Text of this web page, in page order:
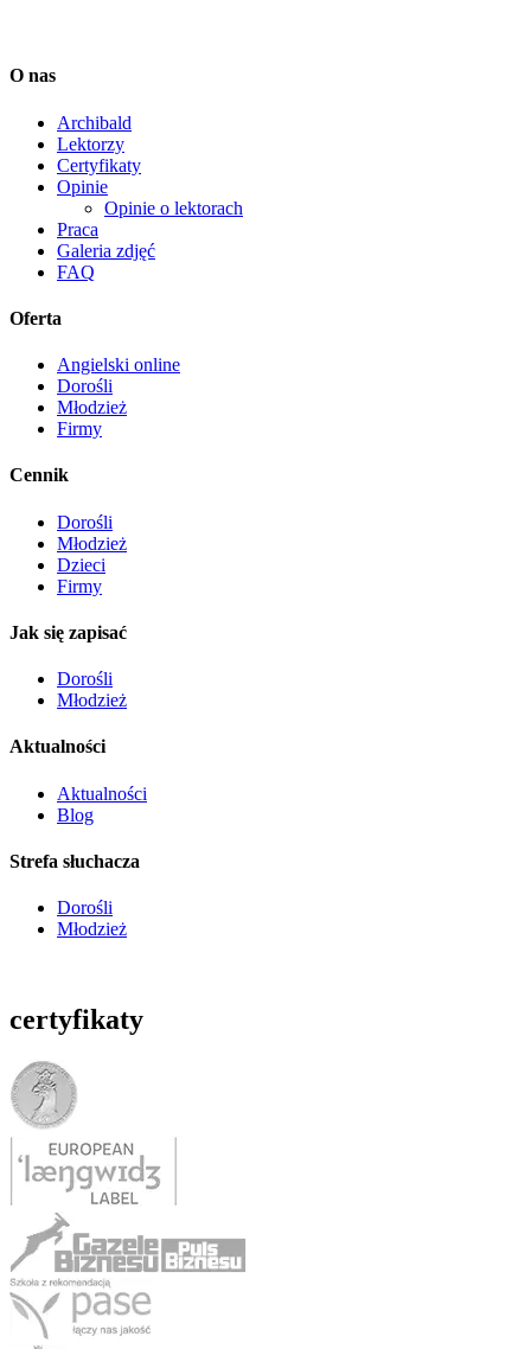
O nas
Archibald
Lektorzy
Certyfikaty
Opinie
Opinie o lektorach
Praca
Galeria zdjęć
FAQ
Oferta
Angielski online
Dorośli
Młodzież
Firmy
Cennik
Dorośli
Młodzież
Dzieci
Firmy
Jak się zapisać
Dorośli
Młodzież
Aktualności
Aktualności
Blog
Strefa słuchacza
Dorośli
Młodzież
certyfikaty